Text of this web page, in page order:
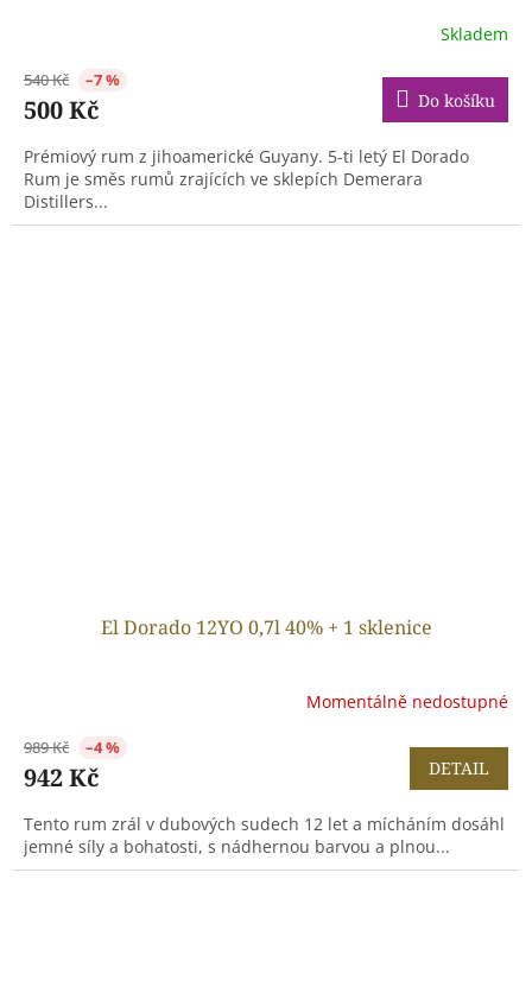
Skladem
540 Kč –7 %
500 Kč Do košíku
Prémiový rum z jihoamerické Guyany. 5-ti letý El Dorado
Rum je směs rumů zrajících ve sklepích Demerara
Distillers...
El Dorado 12YO 0,7l 40% + 1 sklenice
Momentálně nedostupné
989 Kč –4 %
942 Kč DETAIL
Tento rum zrál v dubových sudech 12 let a mícháním dosáhl
jemné síly a bohatosti, s nádhernou barvou a plnou...